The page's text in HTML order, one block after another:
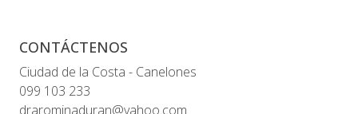
CONTÁCTENOS
Ciudad de la Costa - Canelones
099 103 233
drarominaduran@yahoo.com